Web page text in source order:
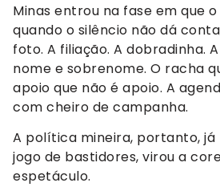
Minas entrou na fase em que
quando o silêncio não dá
foto. A filiação. A dobradinha.
nome e sobrenome. O racha
apoio que não é apoio. A
com cheiro de campanha.
A política mineira, portanto, já
jogo de bastidores, virou a
espetáculo.